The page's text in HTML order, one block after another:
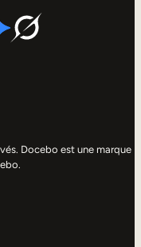
Docebo est une marque